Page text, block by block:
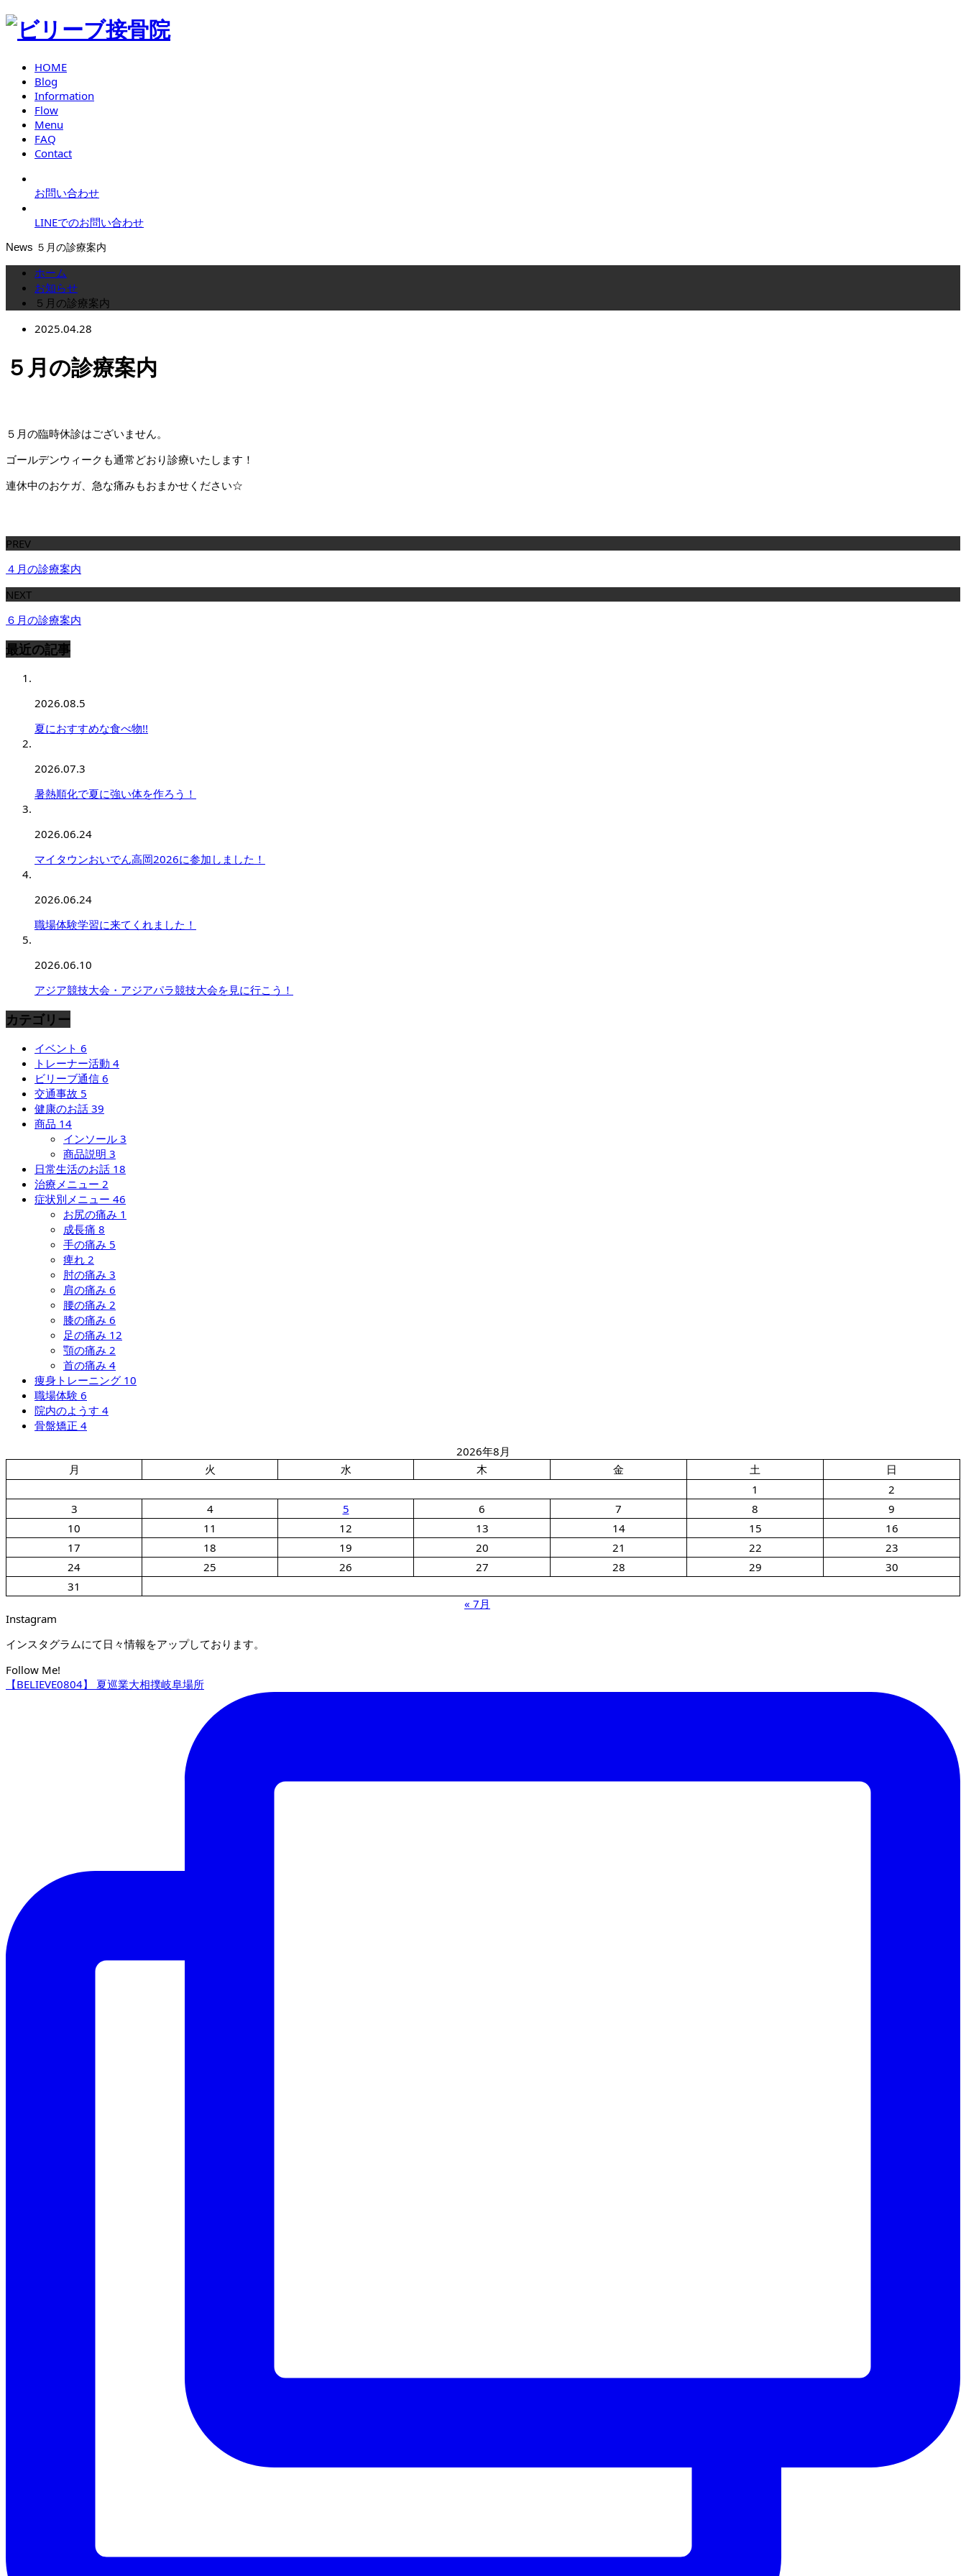
HOME
Blog
Information
Flow
Menu
FAQ
Contact
お問い合わせ
LINEでのお問い合わせ
News ５月の診療案内
ホーム
お知らせ
５月の診療案内
2025.04.28
５月の診療案内
５月の臨時休診はございません。
ゴールデンウィークも通常どおり診療いたします！
連休中のおケガ、急な痛みもおまかせください☆
PREV
４月の診療案内
NEXT
６月の診療案内
最近の記事
2026.08.5
夏におすすめな食べ物!!
2026.07.3
暑熱順化で夏に強い体を作ろう！
2026.06.24
マイタウンおいでん高岡2026に参加しました！
2026.06.24
職場体験学習に来てくれました！
2026.06.10
アジア競技大会・アジアパラ競技大会を見に行こう！
カテゴリー
イベント 6
トレーナー活動 4
ビリーブ通信 6
交通事故 5
健康のお話 39
商品 14
インソール 3
商品説明 3
日常生活のお話 18
治療メニュー 2
症状別メニュー 46
お尻の痛み 1
成長痛 8
手の痛み 5
痺れ 2
肘の痛み 3
肩の痛み 6
腰の痛み 2
膝の痛み 6
足の痛み 12
顎の痛み 2
首の痛み 4
痩身トレーニング 10
職場体験 6
院内のようす 4
骨盤矯正 4
2026年8月
月
火 水 木 金 土
日
1
2
3
4 5 6 7 8
9
10
11 12 13 14 15
16
17
18 19 20 21 22
23
24
25 26 27 28 29
30
31
« 7月
Instagram
インスタグラムにて日々情報をアップしております。
Follow Me!
【BELIEVE0804】 夏巡業大相撲岐阜場所